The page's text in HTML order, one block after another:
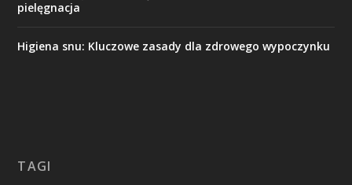
pielęgnacja
Higiena snu: Kluczowe zasady dla zdrowego wypoczynku
TAGI